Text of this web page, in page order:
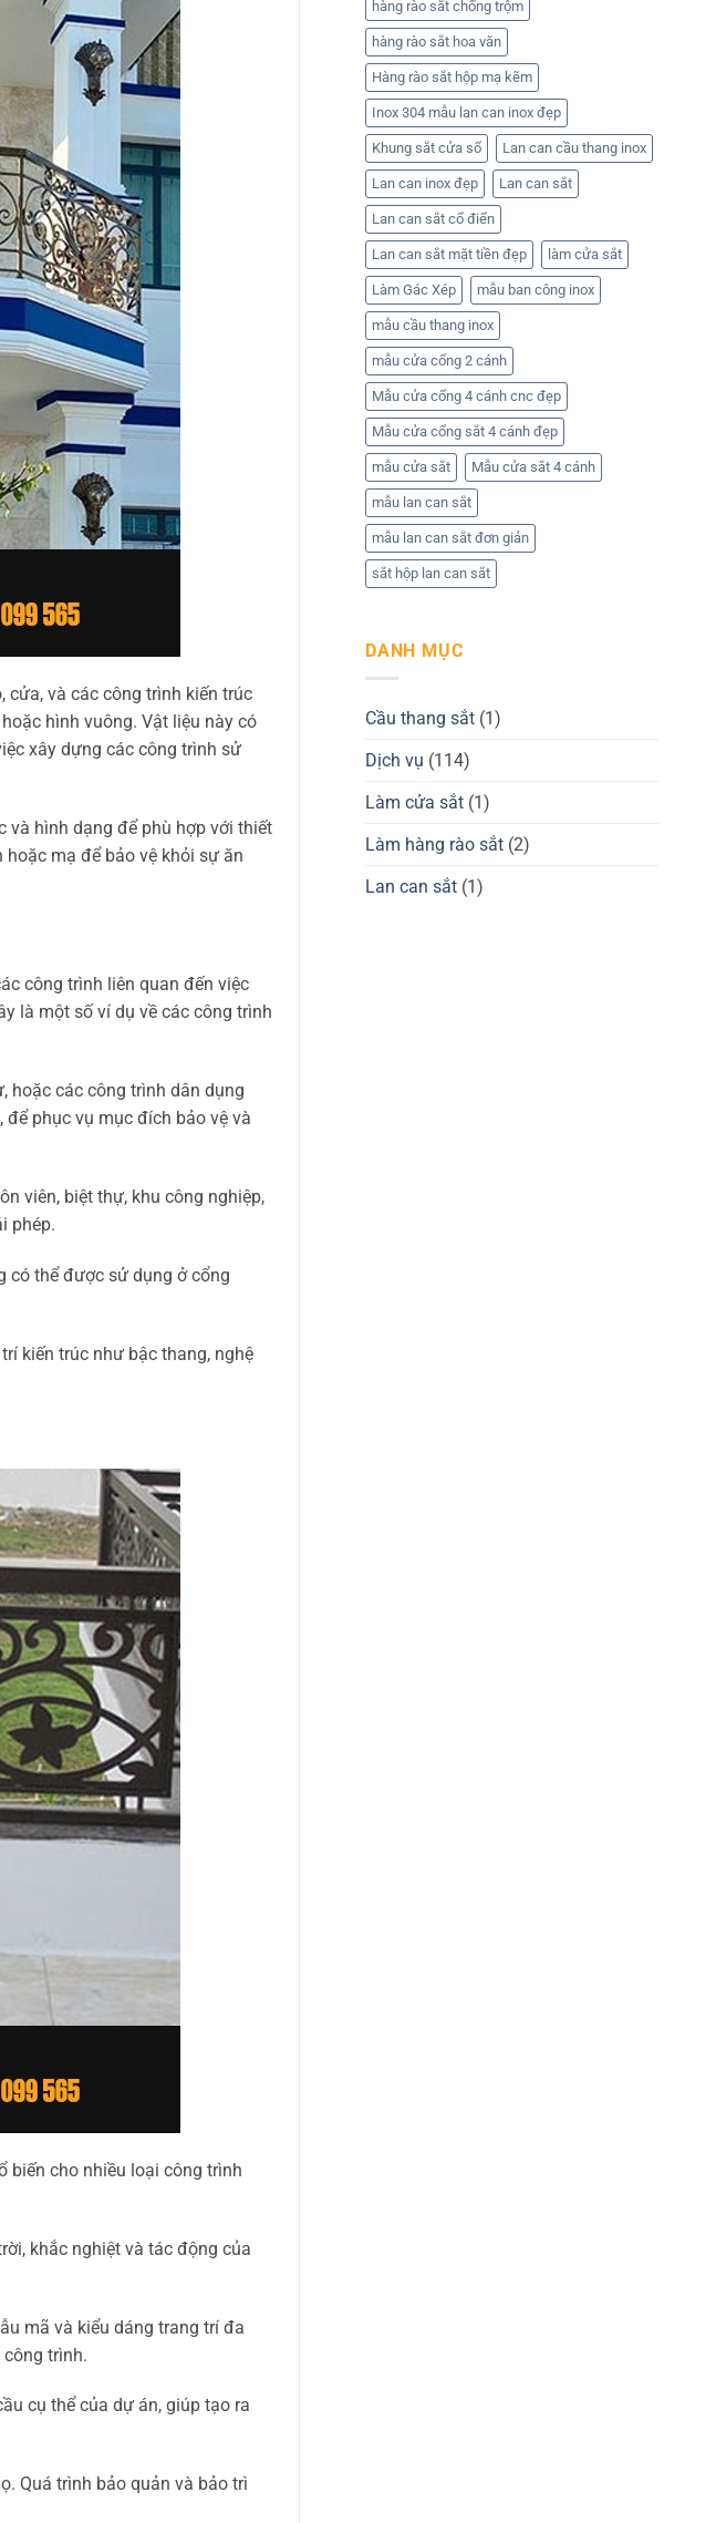
và các công trình kiến trúc
hình vuông. Vật liệu này có
xây dựng các công trình sử
và hình dạng để phù hợp với thiết
mạ để bảo vệ khỏi sự ăn
công trình liên quan đến việc
là một số ví dụ về các công trình
hoặc các công trình dân dụng
phục vụ mục đích bảo vệ và
viên, biệt thự, khu công nghiệp,
phép.
có thể được sử dụng ở cổng
kiến trúc như bậc thang, nghệ
biến cho nhiều loại công trình
khắc nghiệt và tác động của
mã và kiểu dáng trang trí đa
trình.
cụ thể của dự án, giúp tạo ra
Quá trình bảo quản và bảo trì
hàng rào sắt chống trộm
hàng rào sắt hoa văn
Hàng rào sắt hộp mạ kẽm
Inox 304 mẫu lan can inox đẹp
Khung sắt cửa sổ Lan can cầu thang inox
Lan can inox đẹp Lan can sắt
Lan can sắt cổ điển
Lan can sắt mặt tiền đẹp làm cửa sắt
Làm Gác Xép mẫu ban công inox
mẫu cầu thang inox
mẫu cửa cổng 2 cánh
Mẫu cửa cổng 4 cánh cnc đẹp
Mẫu cửa cổng sắt 4 cánh đẹp
mẫu cửa sắt Mẫu cửa sắt 4 cánh
mẫu lan can sắt
mẫu lan can sắt đơn giản
sắt hộp lan can sắt
DANH MỤC
Cầu thang sắt (1)
Dịch vụ (114)
Làm cửa sắt (1)
Làm hàng rào sắt (2)
Lan can sắt (1)